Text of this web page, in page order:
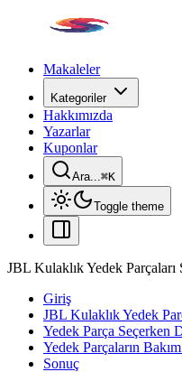
Makaleler
Kategoriler
Hakkımızda
Yazarlar
Kuponlar
Ara...⌘K
Toggle theme
JBL Kulaklık Yedek Parçaları
Giriş
JBL Kulaklık Yedek
Yedek Parça Seçerken
Yedek Parçaların
Sonuç